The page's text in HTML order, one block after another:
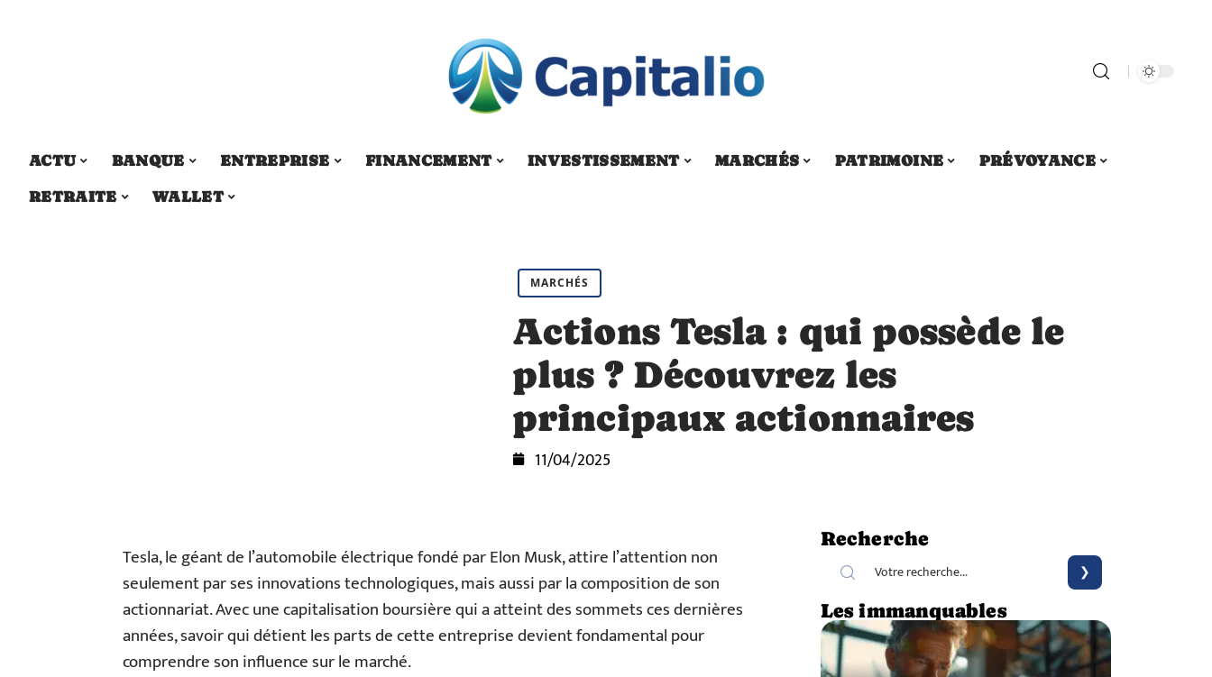
ACTU BANQUE ENTREPRISE FINANCEMENT INVESTISSEMENT MARCHÉS PATRIMOINE
PRÉVOYANCE
RETRAITE
WALLET
MARCHÉS
Actions Tesla : qui possède le
plus ? Découvrez les
principaux actionnaires
11/04/2025
Tesla, le géant de l’automobile électrique fondé par Elon Musk, attire l’attention non
seulement par ses innovations technologiques, mais aussi par la composition de son
actionnariat. Avec une capitalisation boursière qui a atteint des sommets ces dernières
années, savoir qui détient les parts de cette entreprise devient fondamental pour
comprendre son influence sur le marché.
Recherche
Les immanquables